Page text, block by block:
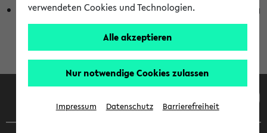
Die Anzeige ist semesterübergreifend und nicht abhängig
vom im eKVV gewählten Semester.
Facebook Instagram LinkedIn TikTok
verwendeten Cookies und Technologien.
Alle akzeptieren
Nur notwendige Cookies zulassen
Impressum Datenschutz Barrierefreiheit